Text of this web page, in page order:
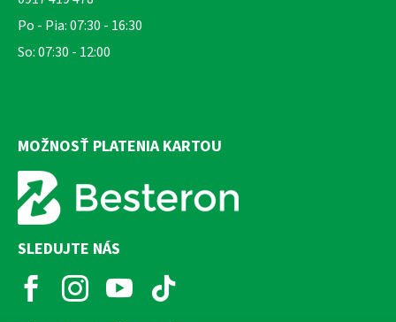
Po - Pia: 07:30 - 16:30
So: 07:30 - 12:00
MOŽNOSŤ PLATENIA KARTOU
SLEDUJTE NÁS